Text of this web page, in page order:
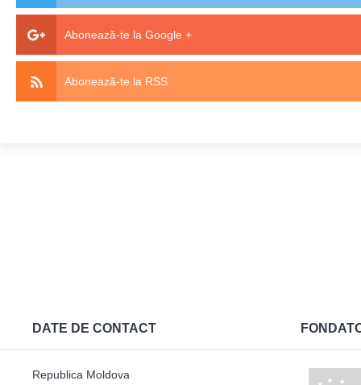
Abonează-te la Google +
Abonează-te la RSS
DATE DE CONTACT
Republica Moldova